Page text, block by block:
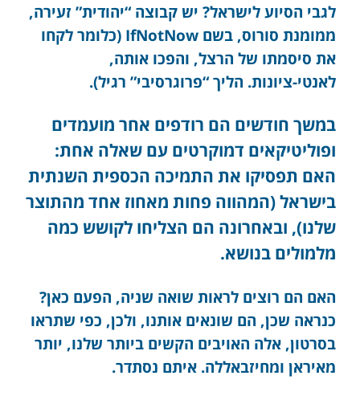
לגבי הסיוע לישראל? יש קבוצה “יהודית” זעירה,
ממומנת סורוס, בשם IfNotNow (כלומר לקחו
את סיסמתו של הרצל, והפכו אותה,
לאנטי-ציונות. הליך “פרוגרסיבי” רגיל).
במשך חודשים הם רודפים אחר מועמדים
ופוליטיקאים דמוקרטים עם שאלה אחת:
האם תפסיקו את התמיכה הכספית השנתית
בישראל (המהווה פחות מאחוז אחד מהתוצר
שלנו), ובאחרונה הם הצליחו לקושש כמה
מלמולים בנושא.
האם הם רוצים לראות שואה שניה, הפעם כאן?
כנראה שכן, הם שונאים אותנו, ולכן, כפי שתראו
בסרטון, אלה האויבים הקשים ביותר שלנו, יותר
מאיראן ומחיזבאללה. איתם נסתדר.